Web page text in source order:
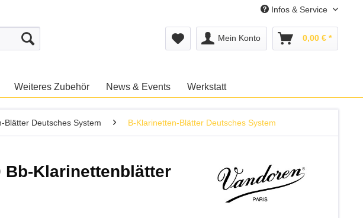
Infos & Service
Mein Konto 0,00 € *
Weiteres Zubehör News & Events Werkstatt
Blätter Deutsches System B-Klarinetten-Blätter Deutsches System
Bb-Klarinettenblätter